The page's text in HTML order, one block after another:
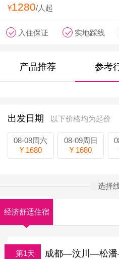
¥1280/人起
入住保证 实地踩线
产品推荐 参考
出发日期 以下价格均为起价
08-08周六
¥ 1680
08-09周日
¥ 1680
选择
经济舒适住宿
第1天
成都—汶川—松